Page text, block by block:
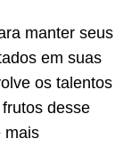
manter seus
em suas
os talentos
desse
mais